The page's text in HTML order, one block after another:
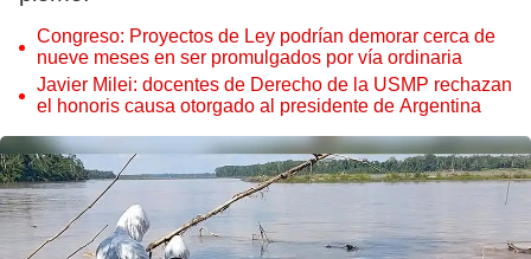
Congreso: Proyectos de Ley podrían demorar cerca de
nueve meses en ser promulgados por vía ordinaria
Javier Milei: docentes de Derecho de la USMP rechazan
el honoris causa otorgado al presidente de Argentina